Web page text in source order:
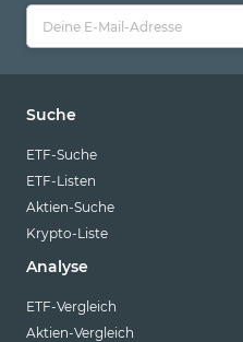
Suche
ETF-Suche
ETF-Listen
Aktien-Suche
Krypto-Liste
Analyse
ETF-Vergleich
Aktien-Vergleich